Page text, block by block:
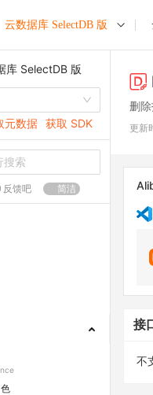
云数据库 SelectDB 版
库 SelectDB 版
元数据 获取 SDK
反馈吧 简洁
删
更新
接
不